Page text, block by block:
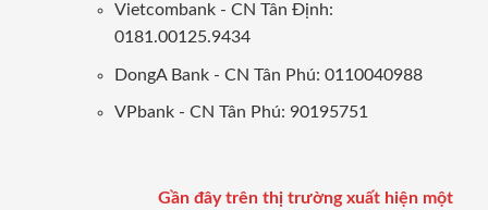
Vietcombank - CN Tân Định:
0181.00125.9434
DongA Bank - CN Tân Phú: 0110040988
VPbank - CN Tân Phú: 90195751
Gần đây trên thị trường xuất hiện một